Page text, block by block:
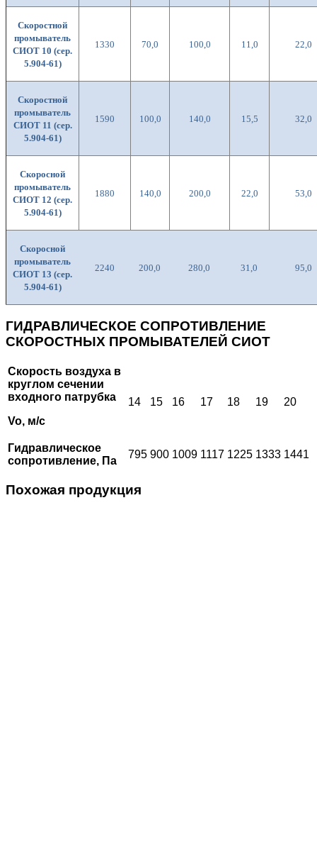
Скоростной
промыватель
СИОТ 10 (сер.
5.904-61)
1330 70,0 100,0 11,0 22,0
Скоростной
промыватель
СИОТ 11 (сер.
5.904-61)
1590 100,0 140,0 15,5 32,0
Скоросной
промыватель
СИОТ 12 (сер.
5.904-61)
1880 140,0 200,0 22,0 53,0
Скоросной
промыватель
СИОТ 13 (сер.
5.904-61)
2240 200,0 280,0 31,0 95,0
ГИДРАВЛИЧЕСКОЕ СОПРОТИВЛЕНИЕ
СКОРОСТНЫХ ПРОМЫВАТЕЛЕЙ СИОТ
Скорость воздуха в
круглом сечении
входного патрубка
Vo, м/с
14 15 16 17 18 19 20
Гидравлическое
сопротивление, Па
795 900 1009 1117 1225 1333 1441
Похожая продукция